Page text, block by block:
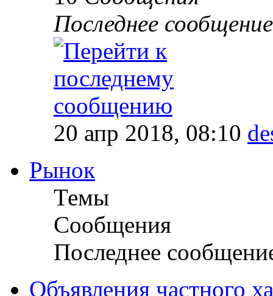
Последнее сообщение
20 апр 2018, 08:10
Рынок
Темы
Сообщения
Последнее
Объявления частного